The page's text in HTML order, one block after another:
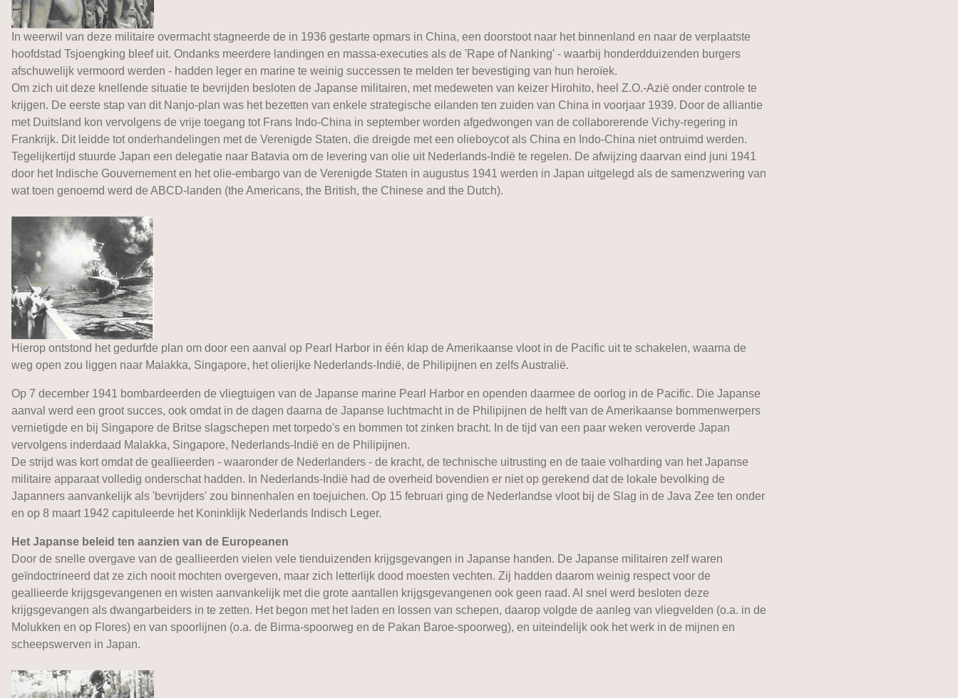
In weerwil van deze militaire overmacht stagneerde de in 1936 gestarte opmars in China, een doorstoot naar het binnenland en naar de verplaatste
hoofdstad Tsjoengking bleef uit. Ondanks meerdere landingen en massa-executies als de 'Rape of Nanking' - waarbij honderdduizenden burgers
afschuwelijk vermoord werden - hadden leger en marine te weinig successen te melden ter bevestiging van hun heroïek.
Om zich uit deze knellende situatie te bevrijden besloten de Japanse militairen, met medeweten van keizer Hirohito, heel Z.O.-Azië onder controle te
krijgen. De eerste stap van dit Nanjo-plan was het bezetten van enkele strategische eilanden ten zuiden van China in voorjaar 1939. Door de alliantie
met Duitsland kon vervolgens de vrije toegang tot Frans Indo-China in september worden afgedwongen van de collaborerende Vichy-regering in
Frankrijk. Dit leidde tot onderhandelingen met de Verenigde Staten, die dreigde met een olieboycot als China en Indo-China niet ontruimd werden.
Tegelijkertijd stuurde Japan een delegatie naar Batavia om de levering van olie uit Nederlands-Indië te regelen. De afwijzing daarvan eind juni 1941
door het Indische Gouvernement en het olie-embargo van de Verenigde Staten in augustus 1941 werden in Japan uitgelegd als de samenzwering van
wat toen genoemd werd de ABCD-landen (the Americans, the British, the Chinese and the Dutch).
Hierop ontstond het gedurfde plan om door een aanval op Pearl Harbor in één klap de Amerikaanse vloot in de Pacific uit te schakelen, waarna de
weg open zou liggen naar Malakka, Singapore, het olierijke Nederlands-Indië, de Philipijnen en zelfs Australië.
Op 7 december 1941 bombardeerden de vliegtuigen van de Japanse marine Pearl Harbor en openden daarmee de oorlog in de Pacific. Die Japanse
aanval werd een groot succes, ook omdat in de dagen daarna de Japanse luchtmacht in de Philipijnen de helft van de Amerikaanse bommenwerpers
vernietigde en bij Singapore de Britse slagschepen met torpedo's en bommen tot zinken bracht. In de tijd van een paar weken veroverde Japan
vervolgens inderdaad Malakka, Singapore, Nederlands-Indië en de Philipijnen.
De strijd was kort omdat de geallieerden - waaronder de Nederlanders - de kracht, de technische uitrusting en de taaie volharding van het Japanse
militaire apparaat volledig onderschat hadden. In Nederlands-Indië had de overheid bovendien er niet op gerekend dat de lokale bevolking de
Japanners aanvankelijk als 'bevrijders' zou binnenhalen en toejuichen. Op 15 februari ging de Nederlandse vloot bij de Slag in de Java Zee ten onder
en op 8 maart 1942 capituleerde het Koninklijk Nederlands Indisch Leger.
Het Japanse beleid ten aanzien van de Europeanen
Door de snelle overgave van de geallieerden vielen vele tienduizenden krijgsgevangen in Japanse handen. De Japanse militairen zelf waren
geïndoctrineerd dat ze zich nooit mochten overgeven, maar zich letterlijk dood moesten vechten. Zij hadden daarom weinig respect voor de
geallieerde krijgsgevangenen en wisten aanvankelijk met die grote aantallen krijgsgevangenen ook geen raad. Al snel werd besloten deze
krijgsgevangen als dwangarbeiders in te zetten. Het begon met het laden en lossen van schepen, daarop volgde de aanleg van vliegvelden (o.a. in de
Molukken en op Flores) en van spoorlijnen (o.a. de Birma-spoorweg en de Pakan Baroe-spoorweg), en uiteindelijk ook het werk in de mijnen en
scheepswerven in Japan.